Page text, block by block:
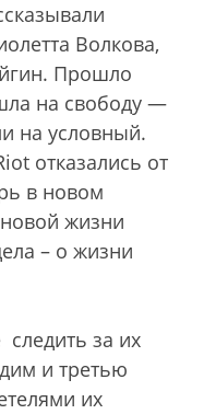
Волкова,
Прошло
на свободу —
на условный.
отказались от
в новом
жизни
– о жизни
за их
и третью
их